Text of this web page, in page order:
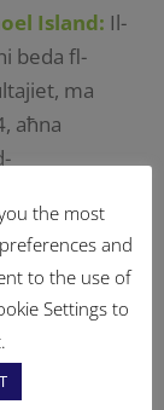
Island: Il-
beda fl-
ma
aħna
tagħmir
MVA
ta’ 11
the most
and
to the use of
Settings to